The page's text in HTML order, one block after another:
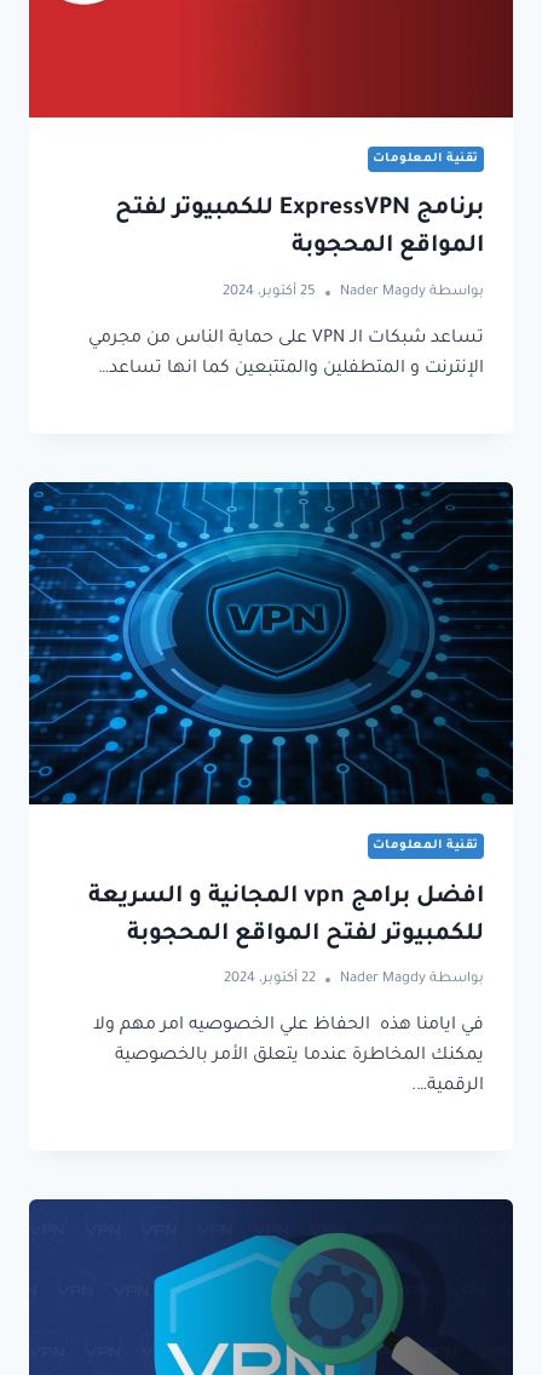
تقنية المعلومات
برنامج ExpressVPN للكمبيوتر لفتح
المواقع المحجوبة
بواسطة Nader Magdy 25 أكتوبر، 2024
تساعد شبكات الـ VPN على حماية الناس من مجرمي
الإنترنت و المتطفلين والمتتبعين كما انها تساعد…
تقنية المعلومات
افضل برامج vpn المجانية و السريعة
للكمبيوتر لفتح المواقع المحجوبة
بواسطة Nader Magdy 22 أكتوبر، 2024
في ايامنا هذه الحفاظ علي الخصوصيه امر مهم ولا
يمكنك المخاطرة عندما يتعلق الأمر بالخصوصية
الرقمية….